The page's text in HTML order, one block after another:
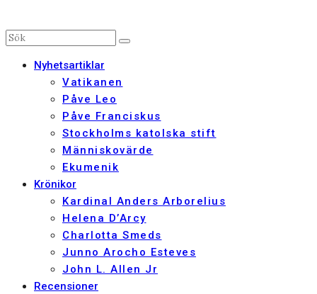
Nyhetsartiklar
Vatikanen
Påve Leo
Påve Franciskus
Stockholms katolska stift
Människovärde
Ekumenik
Krönikor
Kardinal Anders Arborelius
Helena D’Arcy
Charlotta Smeds
Junno Arocho Esteves
John L. Allen Jr
Recensioner